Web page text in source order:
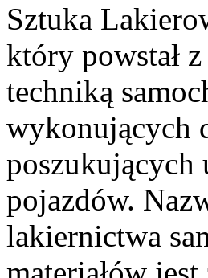
Sztuka
który powstał
techniką
wykonujących
poszukujących
pojazdów.
lakiernictwa